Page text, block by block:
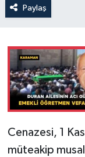
Paylaş
Cenazesi, 1
müteakip